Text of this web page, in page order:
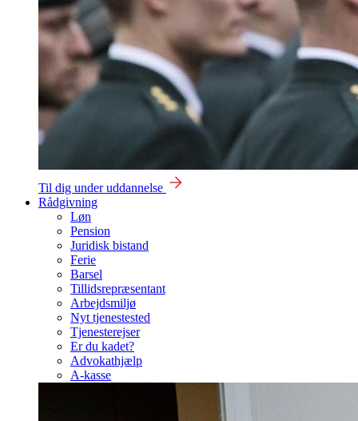
Til dig under uddannelse
Rådgivning
Løn
Pension
Juridisk bistand
Ferie
Barsel
Tillidsrepræsentant
Arbejdsmiljø
Nyt tjenestested
Tjenesterejser
Er du kadet?
Advokathjælp
A-kasse